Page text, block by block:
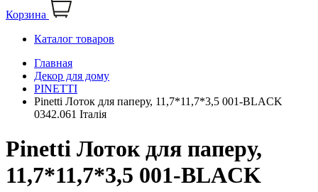
Корзина
Каталог товаров
Главная
Декор для дому
PINETTI
Pinetti Лоток для паперу, 11,7*11,7*3,5 001-BLACK
0342.061 Італія
Pinetti Лоток для паперу,
11,7*11,7*3,5 001-BLACK